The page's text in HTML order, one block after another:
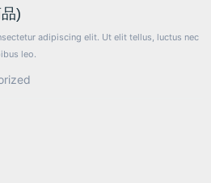
)
adipiscing elit. Ut elit tellus, luctus nec
leo.